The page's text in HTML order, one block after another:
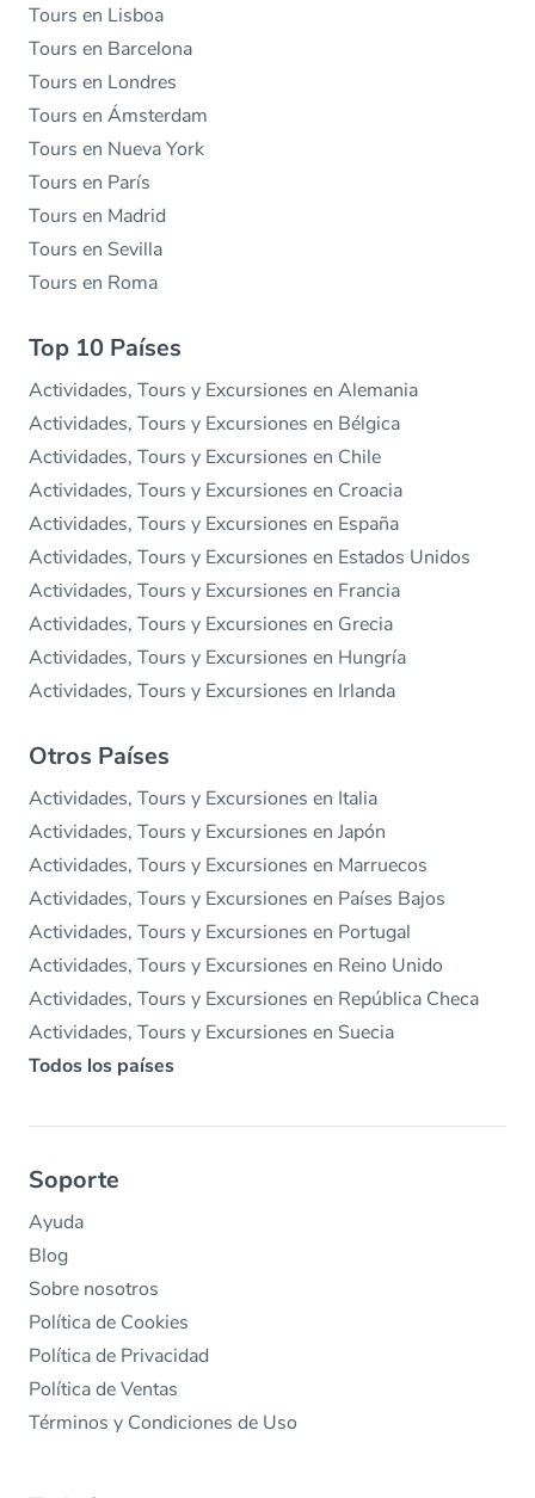
Tours en Lisboa
Tours en Barcelona
Tours en Londres
Tours en Ámsterdam
Tours en Nueva York
Tours en París
Tours en Madrid
Tours en Sevilla
Tours en Roma
Top 10 Países
Actividades, Tours y Excursiones en Alemania
Actividades, Tours y Excursiones en Bélgica
Actividades, Tours y Excursiones en Chile
Actividades, Tours y Excursiones en Croacia
Actividades, Tours y Excursiones en España
Actividades, Tours y Excursiones en Estados Unidos
Actividades, Tours y Excursiones en Francia
Actividades, Tours y Excursiones en Grecia
Actividades, Tours y Excursiones en Hungría
Actividades, Tours y Excursiones en Irlanda
Otros Países
Actividades, Tours y Excursiones en Italia
Actividades, Tours y Excursiones en Japón
Actividades, Tours y Excursiones en Marruecos
Actividades, Tours y Excursiones en Países Bajos
Actividades, Tours y Excursiones en Portugal
Actividades, Tours y Excursiones en Reino Unido
Actividades, Tours y Excursiones en República Checa
Actividades, Tours y Excursiones en Suecia
Todos los países
Soporte
Ayuda
Blog
Sobre nosotros
Política de Cookies
Política de Privacidad
Política de Ventas
Términos y Condiciones de Uso